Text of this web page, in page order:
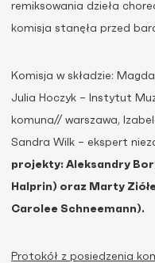
remiksowania dzieła
komisja stanęła przed
Komisja w składzie:
Julia Hoczyk – Instytut
komuna// warszawa,
Sandra Wilk – ekspert
projekty: Aleksandry
Halprin) oraz Marty
Carolee Schneemann).
Protokół z posiedzenia